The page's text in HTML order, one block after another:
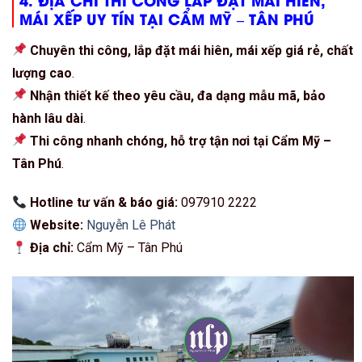
MÁI XẾP UY TÍN TẠI CẨM MỸ – TÂN PHÚ
Chuyên thi công, lắp đặt mái hiên, mái xếp giá rẻ, chất
lượng cao.
Nhận thiết kế theo yêu cầu, đa dạng mẫu mã, bảo
hành lâu dài.
Thi công nhanh chóng, hỗ trợ tận nơi tại Cẩm Mỹ –
Tân Phú.
Hotline tư vấn & báo giá: 097910 2222
Website: Nguyễn Lê Phát
Địa chỉ: Cẩm Mỹ – Tân Phú